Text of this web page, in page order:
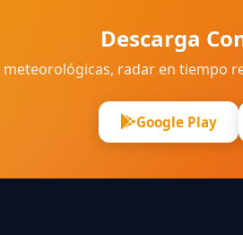
Descarga
meteorológicas, radar en tiempo
Google Play